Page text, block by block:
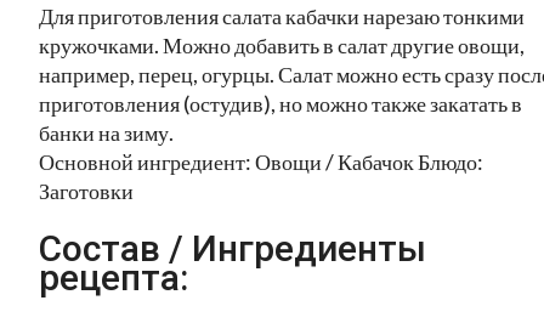
Для приготовления салата кабачки нарезаю тонкими
кружочками. Можно добавить в салат другие овощи,
например, перец, огурцы. Салат можно есть сразу
приготовления (остудив), но можно также закатать в
банки на зиму.
Основной ингредиент: Овощи / Кабачок Блюдо:
Заготовки
Состав / Ингредиенты
рецепта: